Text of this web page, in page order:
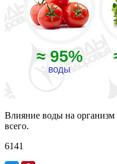
Влияние воды на организм
всего.
6141